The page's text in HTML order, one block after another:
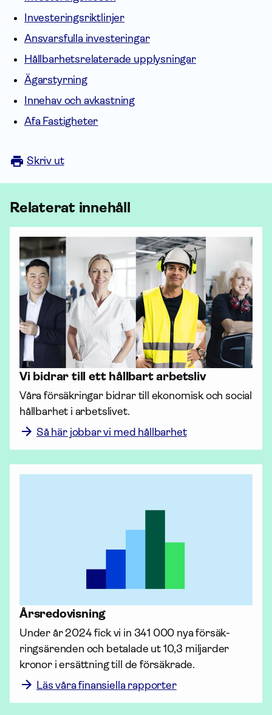
Investeringsriktlinjer
Ansvarsfulla investeringar
Hållbarhetsrelaterade upplysningar
Ägarstyrning
Innehav och avkastning
Afa Fastigheter
Skriv ut
Relaterat innehåll
Vi bidrar till ett hållbart arbetsliv
Våra försäk­ringar bidrar till ekonomisk och social
hållbarhet i arbetslivet.
Så här jobbar vi med hållbarhet
Års­redovisning
Under år 2024 fick vi in 341 000 nya försäk­
rings­ärenden och betalade ut 10,3 miljarder
kronor i ersättning till de försäkrade.
Läs våra finansiella rapporter